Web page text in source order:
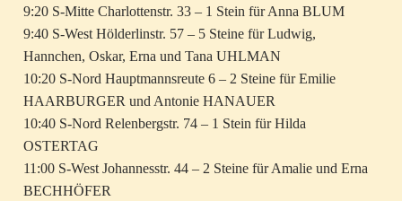
9:20 S-Mitte Charlottenstr. 33 – 1 Stein für Anna BLUM
9:40 S-West Hölderlinstr. 57 – 5 Steine für Ludwig,
Hannchen, Oskar, Erna und Tana UHLMAN
10:20 S-Nord Hauptmannsreute 6 – 2 Steine für Emilie
HAARBURGER und Antonie HANAUER
10:40 S-Nord Relenbergstr. 74 – 1 Stein für Hilda
OSTERTAG
11:00 S-West Johannesstr. 44 – 2 Steine für Amalie und Erna
BECHHÖFER